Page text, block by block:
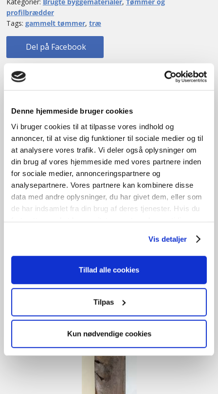
Denne hjemmeside bruger cookies
Vi bruger cookies til at tilpasse vores indhold og
annoncer, til at vise dig funktioner til sociale medier og til
at analysere vores trafik. Vi deler også oplysninger om
din brug af vores hjemmeside med vores partnere inden
for sociale medier, annonceringspartnere og
analysepartnere. Vores partnere kan kombinere disse
data med andre oplysninger, du har givet dem, eller som
de har indsamlet fra din brug af deres tjenester. Hvis du
Vis detaljer
Tillad alle cookies
Tilpas
Kun nødvendige cookies
profilbrædder
Tags: gammelt tømmer, træ
Del på Facebook
Yderligere information
Beskrivelse
Bredde 16×16
Længde 320
Relaterede varer